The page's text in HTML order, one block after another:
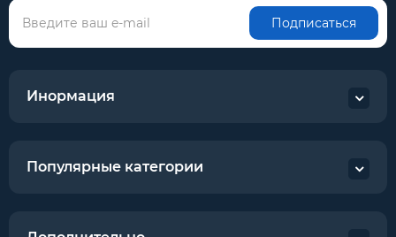
Подписаться
Инормация
Популярные категории